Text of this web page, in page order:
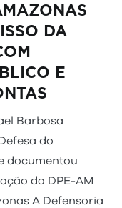
DA
E
Barbosa
do
documentou
da DPE-AM
A Defensoria